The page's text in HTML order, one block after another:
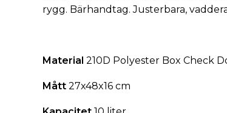
rygg. Bärhandtag. Justerbara,
Material 210D Polyester Box Check
Mått 27x48x16 cm